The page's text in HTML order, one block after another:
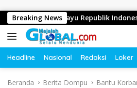
Breaking News
Dirgahayu Republik Indonesia ke-
Headline Nasional Redaksi Loker
Beranda Berita Dompu
Bantu